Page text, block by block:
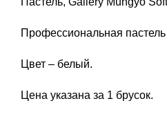
Профессиональная
Цвет – белый.
Цена указана за 1 брусок.